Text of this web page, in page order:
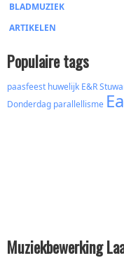
BLADMUZIEK
ARTIKELEN
Populaire tags
paasfeest huwelijk E&R
Donderdag parallellisme
Muziekbewerking